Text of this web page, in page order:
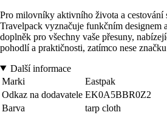
Pro milovníky aktivního života a cestování
Travelpack vyznačuje funkčním designem
doplněk pro všechny vaše přesuny,
pohodlí a praktičnosti, zatímco nese
Další informace
Marki
Eastpak
Odkaz na dodavatele EK0A5BBR0Z2
Barva
tarp cloth